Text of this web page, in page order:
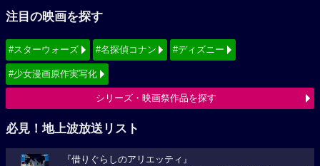
注目の映画を探す
#スターウォーズ #名探偵コナン #ディズニー
#少女漫画原作実写化
シリーズ・映画祭作品を探す
必見！地上波放送リスト
『借りぐらしのアリエッティ』